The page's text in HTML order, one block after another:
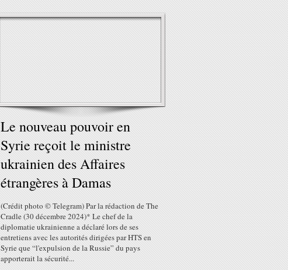
Le nouveau pouvoir en
Syrie reçoit le ministre
ukrainien des Affaires
étrangères à Damas
(Crédit photo © Telegram) Par la rédaction de The
Cradle (30 décembre 2024)* Le chef de la
diplomatie ukrainienne a déclaré lors de ses
entretiens avec les autorités dirigées par HTS en
Syrie que “l'expulsion de la Russie” du pays
apporterait la sécurité...